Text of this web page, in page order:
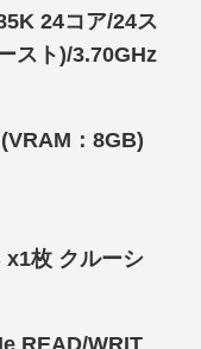
24コア/24ス
スト)/3.70GHz
：8GB)
x1枚 クルーシ
READ/WRIT